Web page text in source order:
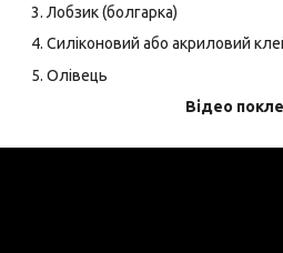
Лобзик (болгарка)
Силіконовий або акриловий
Олівець
Відео